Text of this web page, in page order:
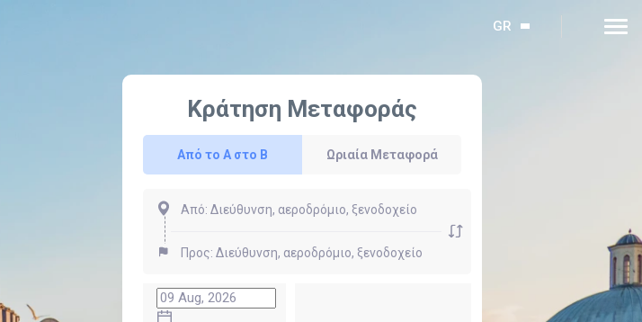
GR
Κράτηση Μεταφοράς
Από το Α στο Β Ωριαία Μεταφορά